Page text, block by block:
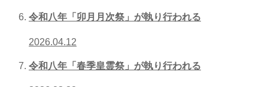
令和八年「卯月月次祭」が執り行われる
2026.04.12
令和八年「春季皇霊祭」が執り行われる